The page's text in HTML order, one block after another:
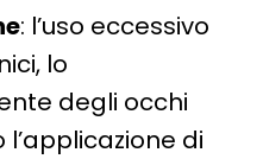
: l’uso eccessivo
lo
degli occhi
di